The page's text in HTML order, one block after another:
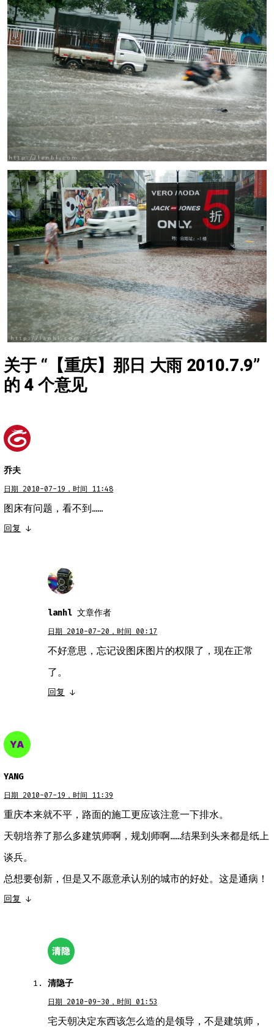
关于 “ 【重庆】那日 大雨 2010.7.9”
的 4 个意见
乔夫
日期 2010-07-19，时间 11:48
图床有问题，看不到……
回复 ↓
lanhl 文章作者
日期 2010-07-20，时间 00:17
不好意思，忘记设图床图片的权限了，现在正常
了。
回复 ↓
YANG
日期 2010-07-19，时间 11:39
重庆本来就不平，路面的施工更应该注意一下排水。
天朝培养了那么多建筑师啊，规划师啊……结果到头来都是纸上
谈兵。
总想要创新，但是又不愿意承认别的城市的好处。这是通病！
回复 ↓
清隐子
日期 2010-09-30，时间 01:53
宅天朝决定东西该怎么造的是领导，不是建筑师，